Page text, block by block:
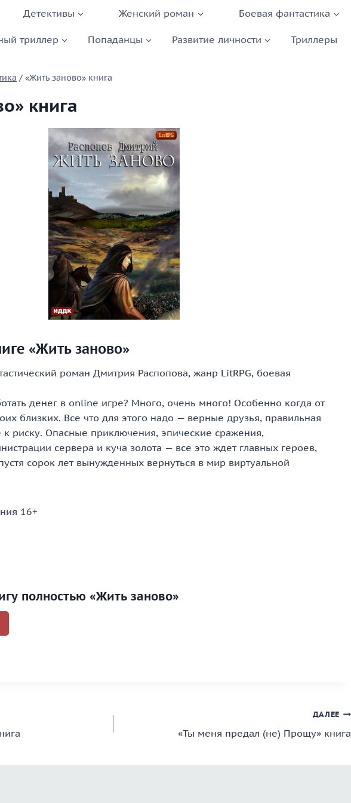
Детективы Женский роман Боевая фантастика
триллер Попаданцы Развитие личности Триллеры
/ «Жить заново» книга
книга
«Жить заново»
роман Дмитрия Распопова, жанр LitRPG, боевая
денег в online игре? Много, очень много! Особенно когда от
близких. Все что для этого надо — верные друзья, правильная
к риску. Опасные приключения, эпические сражения,
сервера и куча золота — все это ждет главных героев,
сорок лет вынужденных вернуться в мир виртуальной
16+
полностью «Жить заново»
ДАЛЕЕ
«Ты меня предал (не) Прощу» книга